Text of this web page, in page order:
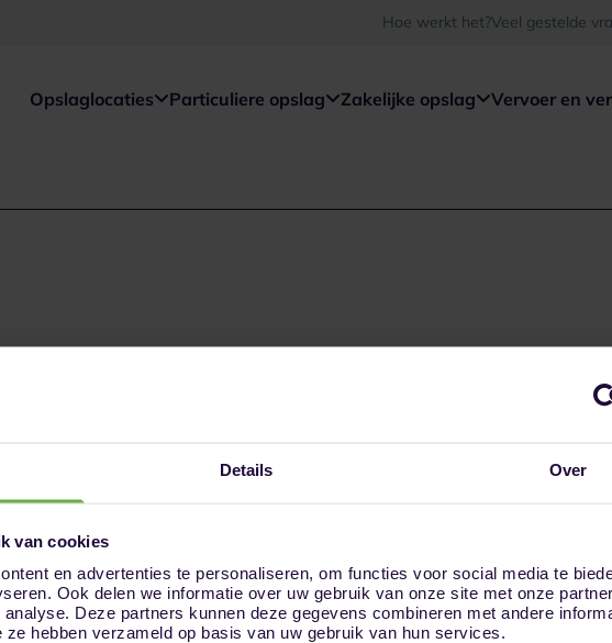
Details Over
van cookies
en advertenties te personaliseren, om functies voor social media te
Ook delen we informatie over uw gebruik van onze site met onze
Deze partners kunnen deze gegevens combineren met andere
hebben verzameld op basis van uw gebruik van hun services.
Hoe werkt het?Veel gestelde
Opslaglocaties Particuliere opslag Zakelijke opslag Vervoer en
Almere
Alphen aan den Rijn
Hoe werkt het?
Veilige opslag